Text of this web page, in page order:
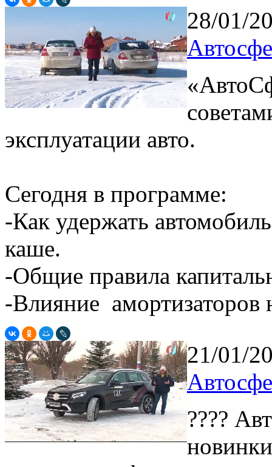
28/01/
эксплуатации авто.
Сегодня в программе:
-Как удержать
каше.
-Общие правила
-Влияние амортизаторов
21/01/
????